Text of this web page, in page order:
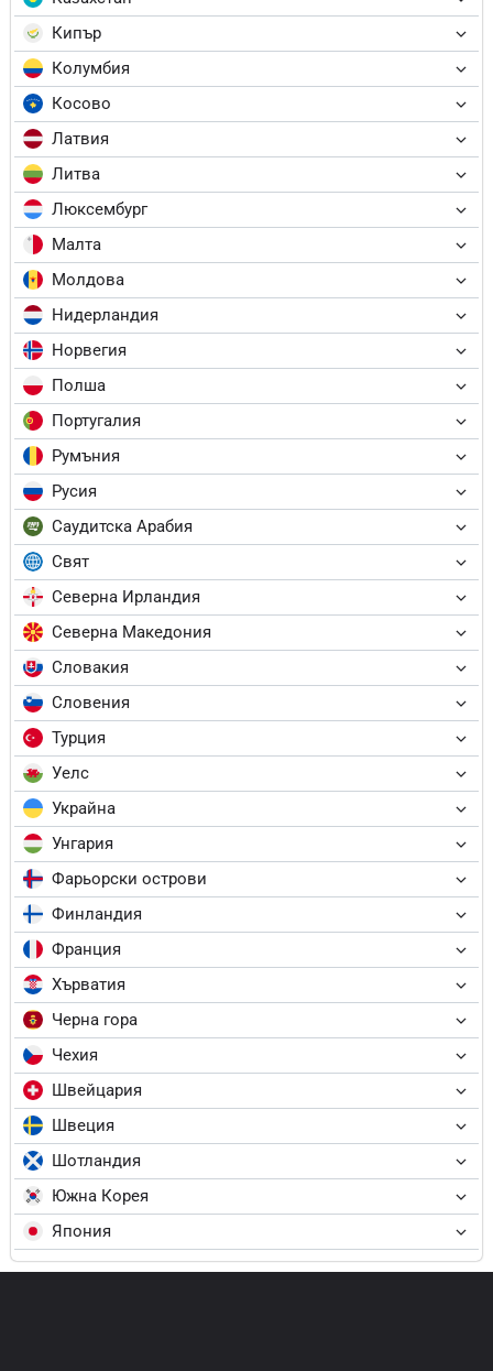
Кипър
Колумбия
Косово
Латвия
Литва
Люксембург
Малта
Молдова
Нидерландия
Норвегия
Полша
Португалия
Румъния
Русия
Саудитска Арабия
Свят
Северна Ирландия
Северна Македония
Словакия
Словения
Турция
Уелс
Украйна
Унгария
Фарьорски острови
Финландия
Франция
Хърватия
Черна гора
Чехия
Швейцария
Швеция
Шотландия
Южна Корея
Япония